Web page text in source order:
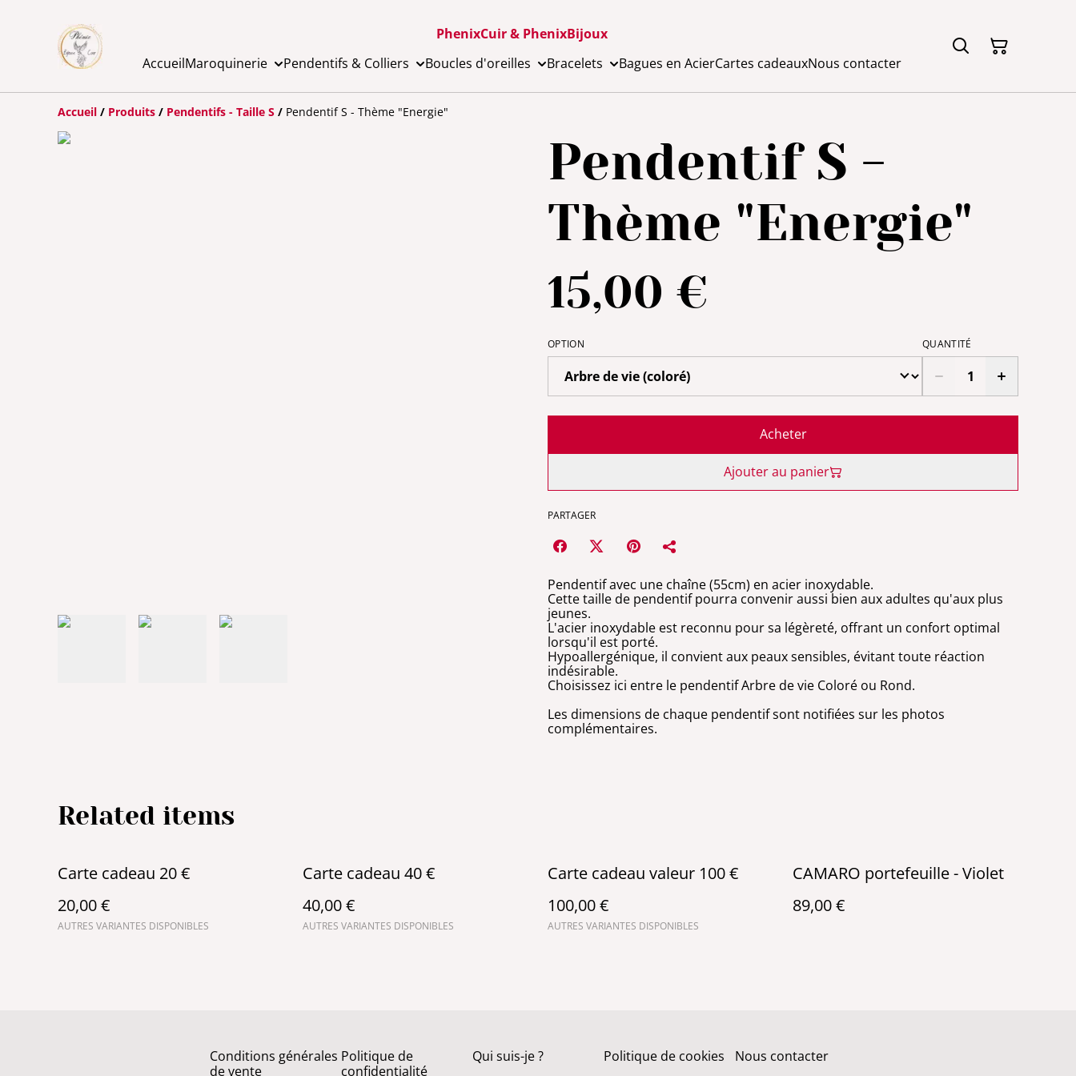
PhenixCuir & PhenixBijoux
AccueilMaroquinerie Pendentifs & Colliers Boucles d'oreilles Bracelets Bagues en AcierCartes cadeauxNous contacter
Accueil / Produits / Pendentifs - Taille S / Pendentif S - Thème "Energie"
Pendentif S -
Thème "Energie"
15,00 €
OPTION QUANTITÉ
Acheter
Ajouter au panier
PARTAGER
Pendentif avec une chaîne (55cm) en acier inoxydable.
Cette taille de pendentif pourra convenir aussi bien aux adultes qu'aux plus
jeunes.
L'acier inoxydable est reconnu pour sa légèreté, offrant un confort optimal
lorsqu'il est porté.
Hypoallergénique, il convient aux peaux sensibles, évitant toute réaction
indésirable.
Choisissez ici entre le pendentif Arbre de vie Coloré ou Rond.
Les dimensions de chaque pendentif sont notifiées sur les photos
complémentaires.
Related items
Carte cadeau 20 €
20,00 €
AUTRES VARIANTES DISPONIBLES
Carte cadeau 40 €
40,00 €
AUTRES VARIANTES DISPONIBLES
Carte cadeau valeur 100 €
100,00 €
AUTRES VARIANTES DISPONIBLES
CAMARO portefeuille - Violet
89,00 €
Conditions générales
de vente
Politique de
confidentialité
Qui suis-je ? Politique de cookies Nous contacter